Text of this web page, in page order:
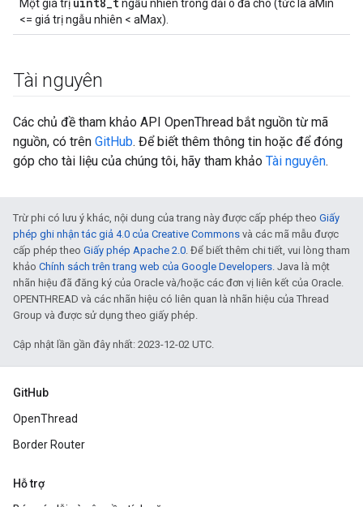
Một giá trị
ngẫu nhiên trong dải ô đã cho (tức là aMin
<= giá trị ngẫu nhiên < aMax).
Tài nguyên
Các chủ đề tham khảo API OpenThread bắt nguồn từ mã
nguồn, có trên GitHub. Để biết thêm thông tin hoặc để đóng
góp cho tài liệu của chúng tôi, hãy tham khảo Tài nguyên.
Trừ phi có lưu ý khác, nội dung của trang này được cấp phép theo Giấy
phép ghi nhận tác giả 4.0 của Creative Commons và các mã mẫu được
cấp phép theo Giấy phép Apache 2.0. Để biết thêm chi tiết, vui lòng tham
khảo Chính sách trên trang web của Google Developers. Java là một
nhãn hiệu đã đăng ký của Oracle và/hoặc các đơn vị liên kết của Oracle.
OPENTHREAD và các nhãn hiệu có liên quan là nhãn hiệu của Thread
Group và được sử dụng theo giấy phép.
Cập nhật lần gần đây nhất: 2023-12-02 UTC.
GitHub
OpenThread
Border Router
Hỗ trợ